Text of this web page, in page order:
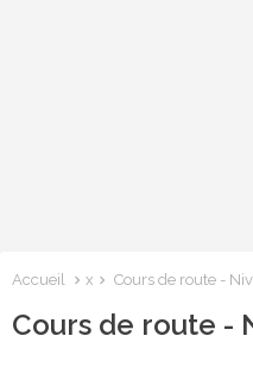
Accueil x Cours de route -
Cours de route -